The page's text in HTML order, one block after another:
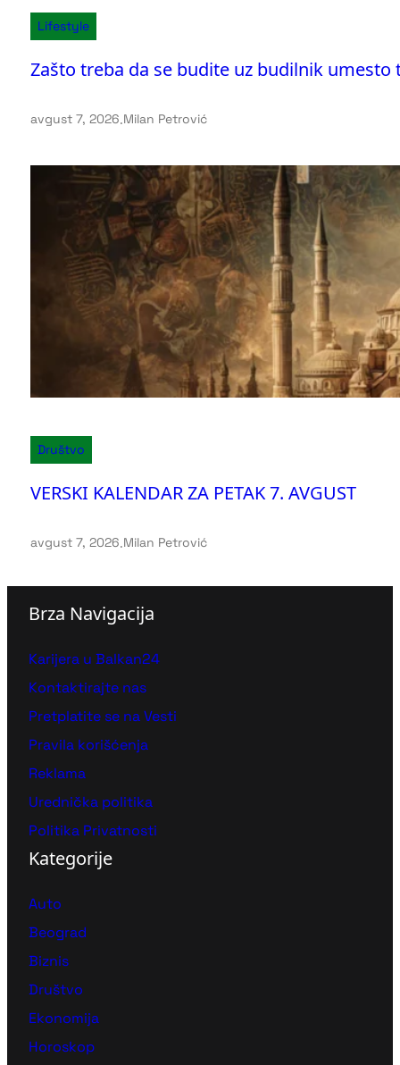
Lifestyle
Zašto treba da se budite uz budilnik umesto
avgust 7, 2026.Milan Petrović
Društvo
VERSKI KALENDAR ZA PETAK 7. AVGUST
avgust 7, 2026.Milan Petrović
Brza Navigacija
Karijera u Balkan24
Kontaktirajte nas
Pretplatite se na Vesti
Pravila korišćenja
Reklama
Urednička politika
Politika Privatnosti
Kategorije
Auto
Beograd
Biznis
Društvo
Ekonomija
Horoskop